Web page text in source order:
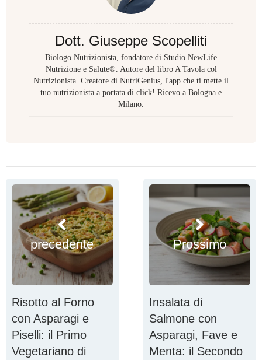
Dott. Giuseppe Scopelliti
Biologo Nutrizionista, fondatore di Studio NewLife
Nutrizione e Salute®. Autore del libro A Tavola col
Nutrizionista. Creatore di NutriGenius, l'app che ti mette il
tuo nutrizionista a portata di click! Ricevo a Bologna e
Milano.
precedente
Risotto al Forno
con Asparagi e
Piselli: il Primo
Vegetariano di
Prossimo
Insalata di
Salmone con
Asparagi, Fave e
Menta: il Secondo